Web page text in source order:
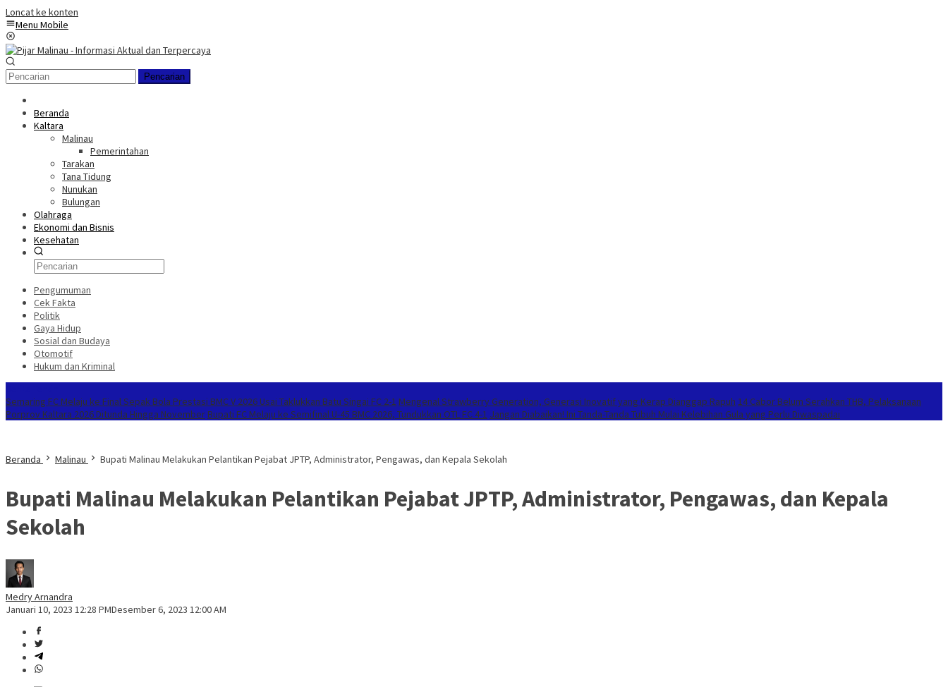
Loncat ke konten
Menu Mobile
Pencarian
Beranda
Kaltara
Malinau
Pemerintahan
Tarakan
Tana Tidung
Nunukan
Bulungan
Olahraga
Ekonomi dan Bisnis
Kesehatan
Pengumuman
Cek Fakta
Politik
Gaya Hidup
Sosial dan Budaya
Otomotif
Hukum dan Kriminal
Semaring FC Melaju ke Final Sepak Bola Prestasi BMC V 2026 Usai Taklukkan Batu Singai FC 2-1 Mengenal Strawberry Generation, Generasi Inovatif yang Kerap Dianggap Rapuh 14 Cabor Belum Serahkan THB, Pelaksanaan
Porprov Kaltara 2026 Ditunda Hingga NovemberBupati FC Melaju ke Semifinal U-45 BMC 2026, Tundukkan OTL FC 4-1 Jangan Diabaikan! Ini Tanda-Tanda Tubuh Mulai Kelebihan Gula yang Perlu Diwaspadai
Beranda Malinau Bupati Malinau Melakukan Pelantikan Pejabat JPTP, Administrator, Pengawas, dan Kepala Sekolah
Bupati Malinau Melakukan Pelantikan Pejabat JPTP, Administrator, Pengawas, dan Kepala
Sekolah
Medry Arnandra
Januari 10, 2023 12:28 PMDesember 6, 2023 12:00 AM